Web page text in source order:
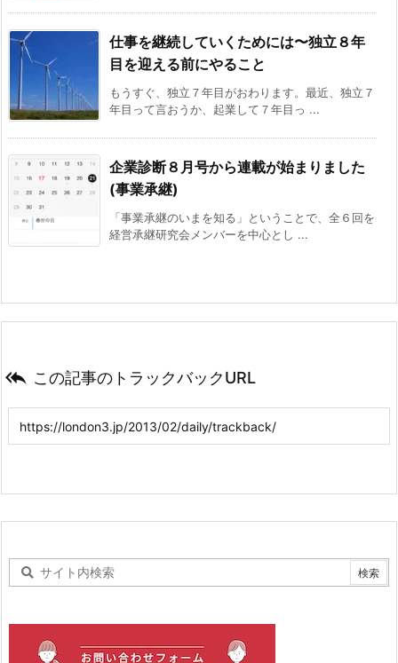
仕事を継続していくためには〜独立８年
目を迎える前にやること
もうすぐ、独立７年目がおわります。最近、独立７
年目って言おうか、起業して７年目っ ...
企業診断８月号から連載が始まりました
(事業承継)
「事業承継のいまを知る」ということで、全６回を
経営承継研究会メンバーを中心とし ...
 この記事のトラックバックURL